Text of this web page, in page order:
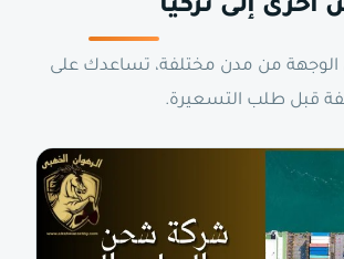
إلى تركيا
من مدن مختلفة، تساعدك على
قبل طلب التسعيرة.